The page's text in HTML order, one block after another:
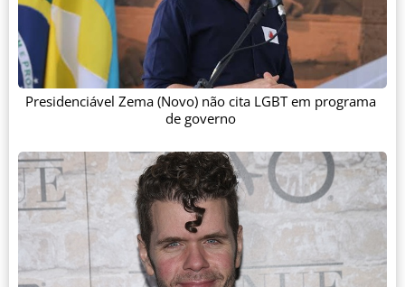
Presidenciável Zema (Novo) não cita LGBT em programa
de governo